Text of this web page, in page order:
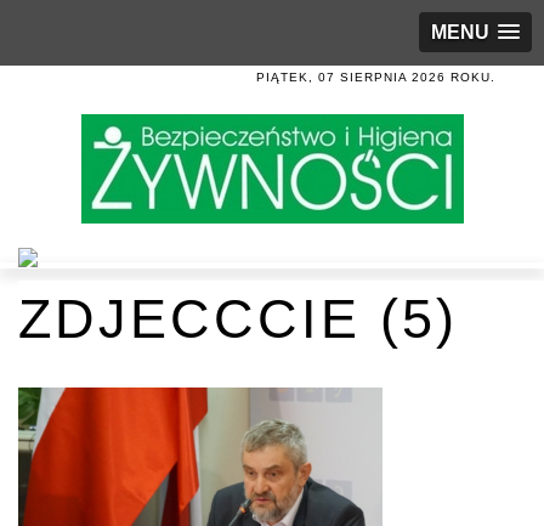
MENU
PIĄTEK, 07 SIERPNIA 2026 ROKU.
ZDJECCCIE (5)